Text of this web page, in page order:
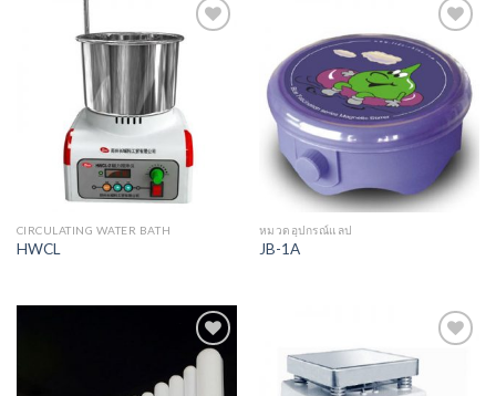
Add to
Wishlist
CIRCULATING WATER BATH
HWCL
Add to
Wishlist
หมวดอุปกรณ์แลป
JB-1A
Add to
Wishlist